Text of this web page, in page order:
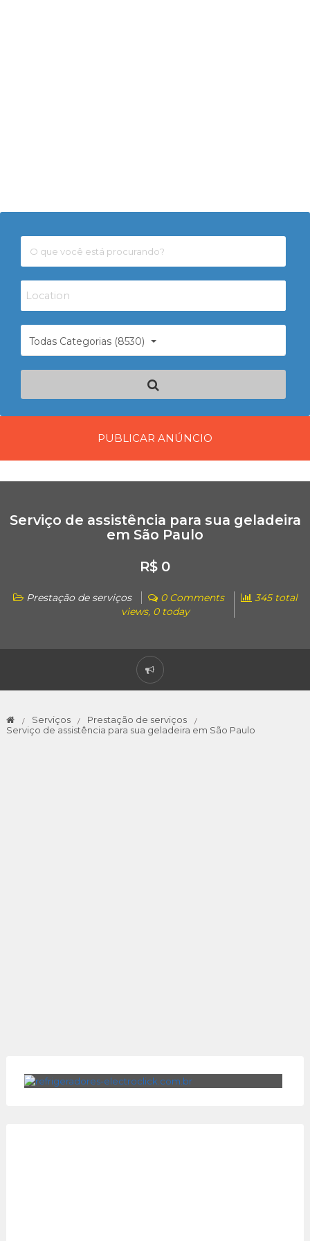
Todas Categorias (8530)
PUBLICAR ANÚNCIO
Serviço de assistência para sua geladeira
em São Paulo
R$ 0
Prestação de serviços 0 Comments
345 total
views, 0 today
Serviços
Prestação de serviços
Serviço de assistência para sua geladeira em São Paulo